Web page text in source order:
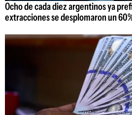
Ocho de cada diez argentinos ya
extracciones se desplomaron un